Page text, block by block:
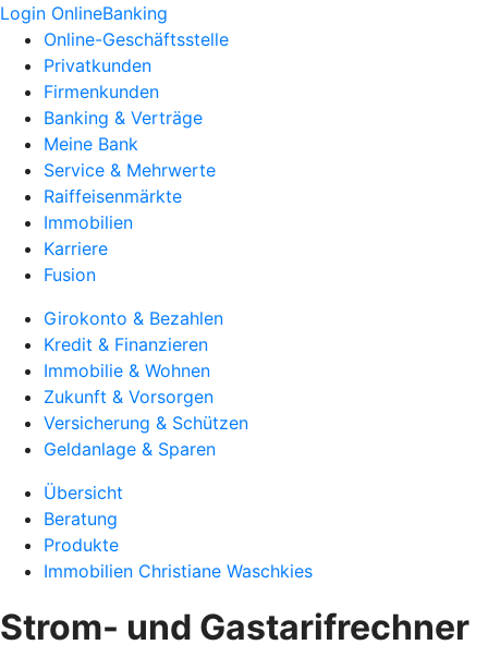
Login OnlineBanking
Online-Geschäftsstelle
Privatkunden
Firmenkunden
Banking & Verträge
Meine Bank
Service & Mehrwerte
Raiffeisenmärkte
Immobilien
Karriere
Fusion
Girokonto & Bezahlen
Kredit & Finanzieren
Immobilie & Wohnen
Zukunft & Vorsorgen
Versicherung & Schützen
Geldanlage & Sparen
Übersicht
Beratung
Produkte
Immobilien Christiane Waschkies
Strom- und Gastarifrechner